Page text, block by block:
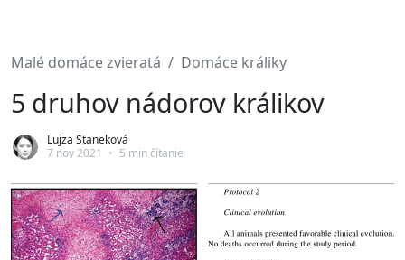
Malé domáce zvieratá Domáce králiky
5 druhov nádorov králikov
Lujza Staneková
7 nov 2021
• 5 min čítanie